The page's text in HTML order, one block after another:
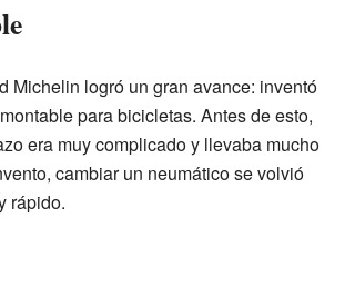
Michelin logró un gran avance: inventó
para bicicletas. Antes de esto,
era muy complicado y llevaba mucho
cambiar un neumático se volvió
rápido.